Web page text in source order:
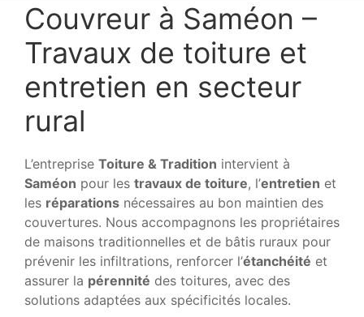
Couvreur à Saméon –
Travaux de toiture et
entretien en secteur
rural
L’entreprise Toiture & Tradition intervient à
Saméon pour les travaux de toiture, l’entretien et
les réparations nécessaires au bon maintien des
couvertures. Nous accompagnons les propriétaires
de maisons traditionnelles et de bâtis ruraux pour
prévenir les infiltrations, renforcer l’étanchéité et
assurer la pérennité des toitures, avec des
solutions adaptées aux spécificités locales.